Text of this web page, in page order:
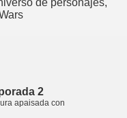
de personajes,
2
apaisada con